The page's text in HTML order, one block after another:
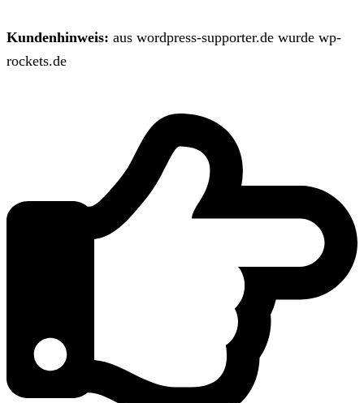
Kundenhinweis: aus wordpress-supporter.de wurde wp-
rockets.de